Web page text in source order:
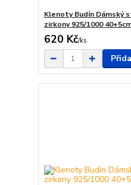
Klenoty Budín Dámský
zirkony 925/1000
620 Kč/ks